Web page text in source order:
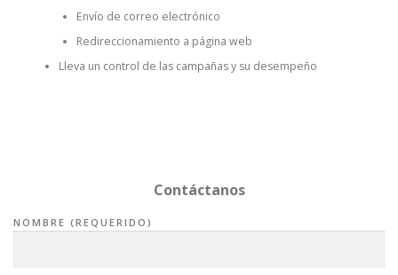
Envío de correo electrónico
Redireccionamiento a página web
Lleva un control de las campañas y su desempeño
Contáctanos
NOMBRE (REQUERIDO)